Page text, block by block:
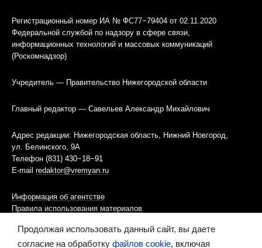
Регистрационный номер ИА № ФС77−79404 от 02.11.2020
Федеральной службой по надзору в сфере связи,
информационных технологий и массовых коммуникаций
(Роскомнадзор)
Учредитель — Правительство Нижегородской области
Главный редактор — Савельев Александр Михайлович
Адрес редакции: Нижегородская область, Нижний Новгород,
ул. Белинского, 9А
Телефон (831) 430−18−91
E-mail redaktor@vremyan.ru
Информация об агентстве
Правила использования материалов
Информационная политика использования «cookies»-файлов
Продолжая использовать данный сайт, вы даете
согласие на обработку файлов cookie, включая